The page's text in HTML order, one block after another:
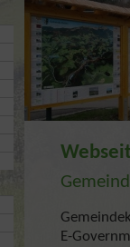
E-